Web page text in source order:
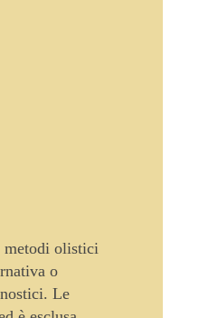
metodi olistici
o
Le